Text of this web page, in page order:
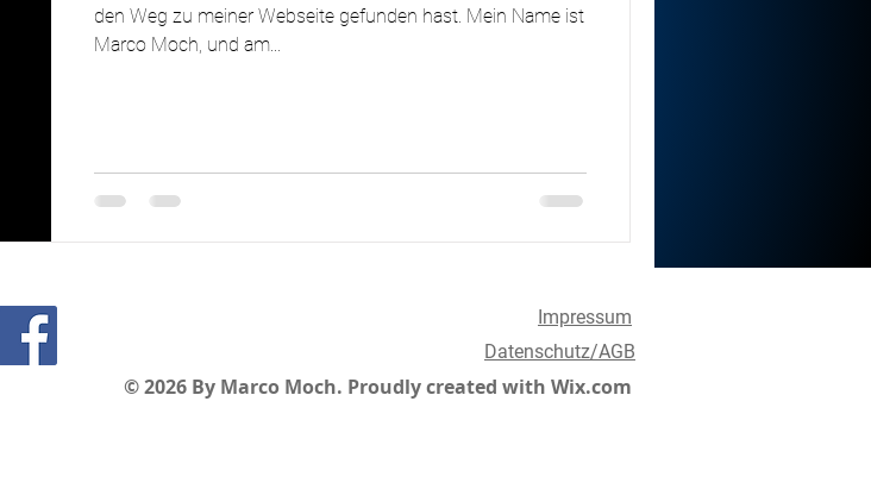
den Weg zu meiner Webseite gefunden hast. Mein Name ist
Marco Moch, und am...
Impressum
Datenschutz/AGB
© 2026 By Marco Moch. Proudly created with Wix.com